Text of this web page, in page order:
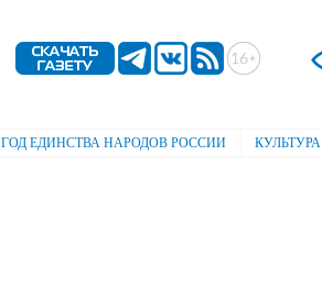
содержанию
ГОД ЕДИНСТВА НАРОДОВ РОССИИ КУЛЬТУРА